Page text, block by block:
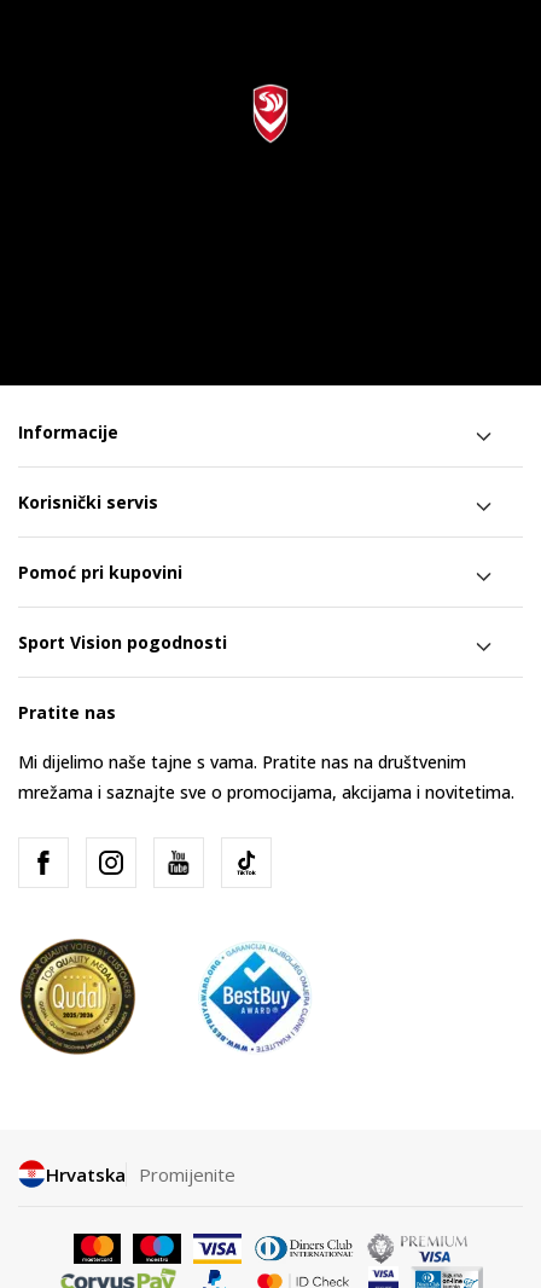
Informacije
Korisnički servis
Pomoć pri kupovini
Sport Vision pogodnosti
Pratite nas
Mi dijelimo naše tajne s vama. Pratite nas na društvenim
mrežama i saznajte sve o promocijama, akcijama i novitetima.
Hrvatska Promijenite